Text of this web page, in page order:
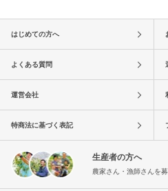
はじめての方へ
よくある質問
運営会社
特商法に基づく表記
生産者の方へ
農家さん・漁師さんを